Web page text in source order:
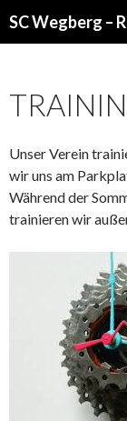
SC Wegberg –
Secure multi-asset
wallet - Manage
Unser Verein
wir uns am
Während der
trainieren wir